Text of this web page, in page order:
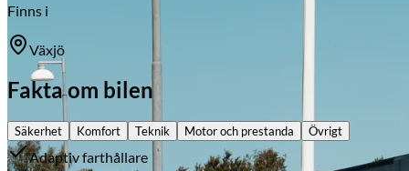
Finns i
Växjö
Fakta om bilen
Säkerhet Komfort Teknik Motor och prestanda Övrigt
Adaptiv farthållare